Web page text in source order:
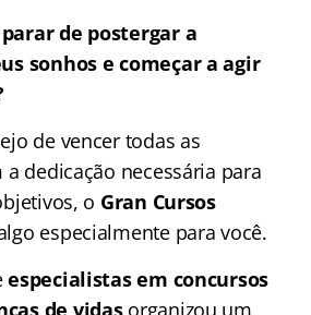
de postergar a
sonhos e começar a agir
de vencer todas as
dedicação necessária para
o Gran Cursos
especialmente para você.
especialistas em concursos
de vidasorganizou um